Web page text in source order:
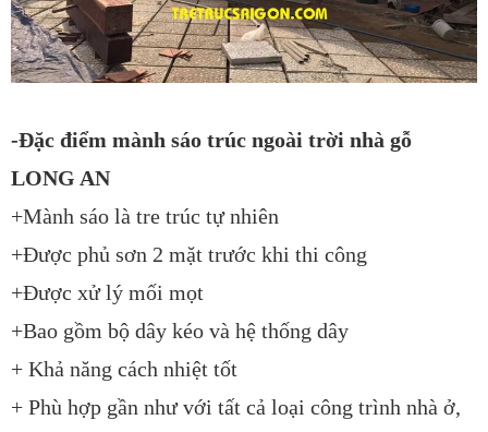
-Đặc điểm mành sáo trúc ngoài trời nhà gỗ
LONG AN
+Mành sáo là tre trúc tự nhiên
+Được phủ sơn 2 mặt trước khi thi công
+Được xử lý mối mọt
+Bao gồm bộ dây kéo và hệ thống dây
+ Khả năng cách nhiệt tốt
+ Phù hợp gần như với tất cả loại công trình nhà ở,